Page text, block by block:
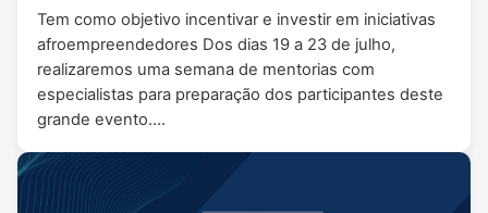
Tem como objetivo incentivar e investir em iniciativas
afroempreendedores Dos dias 19 a 23 de julho,
realizaremos uma semana de mentorias com
especialistas para preparação dos participantes deste
grande evento.…